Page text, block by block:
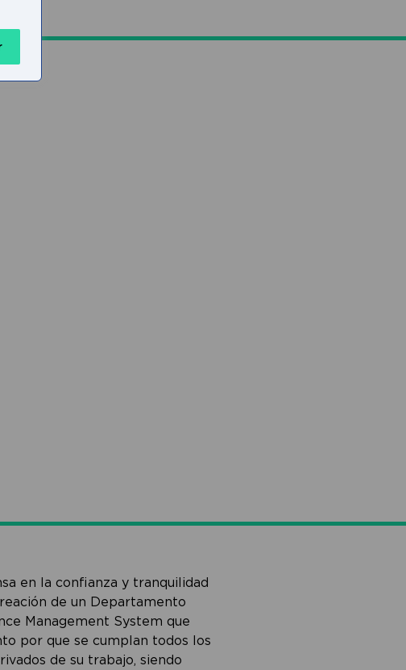
en la confianza y tranquilidad
de un Departamento
Management System que
por que se cumplan todos los
de su trabajo, siendo